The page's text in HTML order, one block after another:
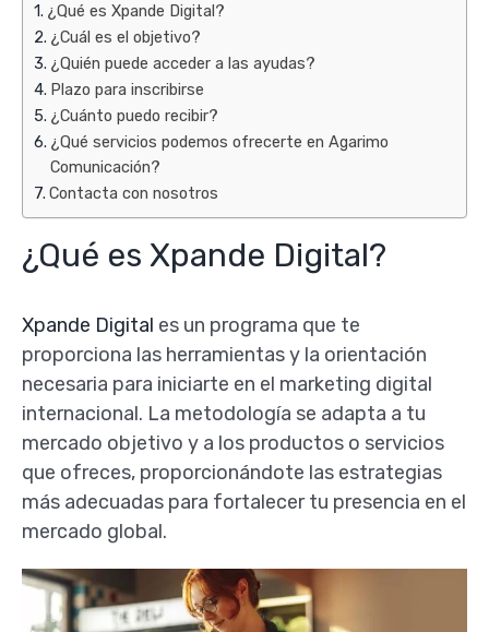
¿Qué es Xpande Digital?
¿Cuál es el objetivo?
¿Quién puede acceder a las ayudas?
Plazo para inscribirse
¿Cuánto puedo recibir?
¿Qué servicios podemos ofrecerte en Agarimo
Comunicación?
Contacta con nosotros
¿Qué es Xpande Digital?
Xpande Digital es un programa que te
proporciona las herramientas y la orientación
necesaria para iniciarte en el marketing digital
internacional. La metodología se adapta a tu
mercado objetivo y a los productos o servicios
que ofreces, proporcionándote las estrategias
más adecuadas para fortalecer tu presencia en el
mercado global.